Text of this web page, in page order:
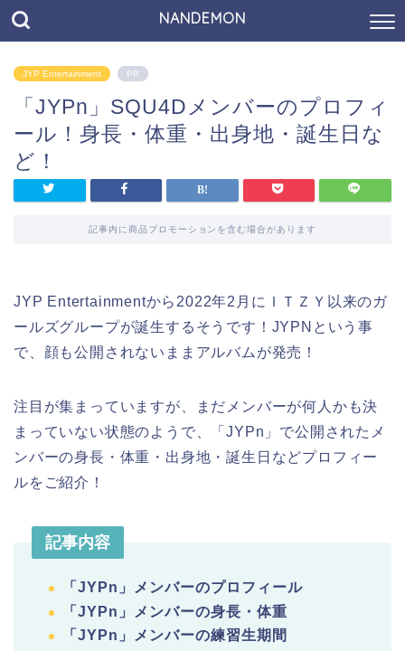
NANDEMON
JYP Entertainment PR
「JYPn」SQU4Dメンバーのプロフィ
ール！身長・体重・出身地・誕生日な
ど！
記事内に商品プロモーションを含む場合があります
JYP Entertainmentから2022年2月にＩＴＺＹ以来のガ
ールズグループが誕生するそうです！JYPNという事
で、顔も公開されないままアルバムが発売！
注目が集まっていますが、まだメンバーが何人かも決
まっていない状態のようで、「JYPn」で公開されたメ
ンバーの身長・体重・出身地・誕生日などプロフィー
ルをご紹介！
記事内容
「JYPn」メンバーのプロフィール
「JYPn」メンバーの身長・体重
「JYPn」メンバーの練習生期間